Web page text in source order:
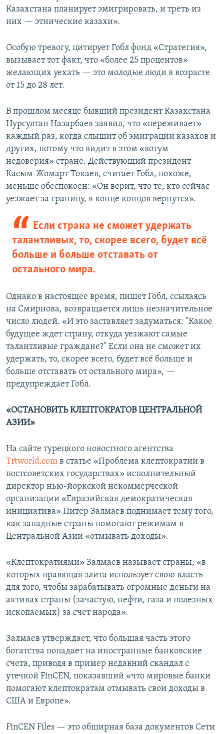
Казахстана планирует эмигрировать, и треть из
них — этнические казахи».
Особую тревогу, цитирует Гобл фонд «Стратегия»,
вызывает тот факт, что «более 25 процентов»
желающих уехать — это молодые люди в возрасте
от 15 до 28 лет.
В прошлом месяце бывший президент Казахстана
Нурсултан Назарбаев заявил, что «переживает»
каждый раз, когда слышит об эмиграции казахов и
других, потому что видит в этом «вотум
недоверия» стране. Действующий президент
Касым-Жомарт Токаев, считает Гобл, похоже,
меньше обеспокоен: «Он верит, что те, кто сейчас
уезжает за границу, в конце концов вернутся».
Если страна не сможет удержать
талантливых, то, скорее всего, будет всё
больше и больше отставать от
остального мира.
Однако в настоящее время, пишет Гобл, ссылаясь
на Смирнова, возвращается лишь незначительное
число людей. «И это заставляет задуматься: "Какое
будущее ждет страну, откуда уезжают самые
талантливые граждане?" Если она не сможет их
удержать, то, скорее всего, будет всё больше и
больше отставать от остального мира», —
предупреждает Гобл.
«ОСТАНОВИТЬ КЛЕПТОКРАТОВ ЦЕНТРАЛЬНОЙ
АЗИИ»
На сайте турецкого новостного агентства
Trtworld.com в статье «Проблема клептократии в
постсоветских государствах» исполнительный
директор нью-йоркской некоммерческой
организации «Евразийская демократическая
инициатива» Питер Залмаев поднимает тему того,
как западные страны помогают режимам в
Центральной Азии «отмывать доходы».
«Клептократиями» Залмаев называет страны, «в
которых правящая элита использует свою власть
для того, чтобы зарабатывать огромные деньги на
активах страны (зачастую, нефти, газа и полезных
ископаемых) за счет народа».
Залмаев утверждает, что большая часть этого
богатства попадает на иностранные банковские
счета, приводя в пример недавний скандал с
утечкой FinCEN, показавший «что мировые банки
помогают клептократам отмывать свои доходы в
США и Европе».
FinCEN Files — это обширная база документов Сети